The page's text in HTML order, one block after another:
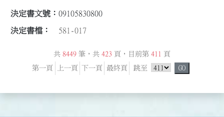
09105830800
581-017
共 8449 筆，共 423 頁，目前第 411
頁
第一頁
上一頁 下一頁 最終頁 跳至 跳頁選單 GO